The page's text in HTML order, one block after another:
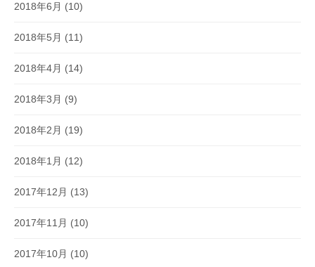
2018年6月 (10)
2018年5月 (11)
2018年4月 (14)
2018年3月 (9)
2018年2月 (19)
2018年1月 (12)
2017年12月 (13)
2017年11月 (10)
2017年10月 (10)